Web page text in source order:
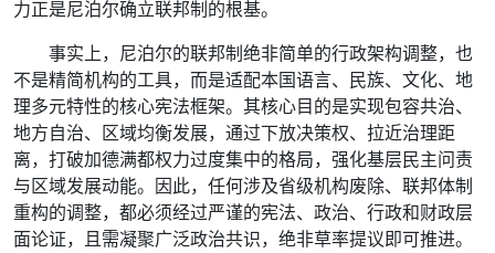
力正是尼泊尔确立联邦制的根基。
事实上，尼泊尔的联邦制绝非简单的行政架构调整，也
不是精简机构的工具，而是适配本国语言、民族、文化、地
理多元特性的核心宪法框架。其核心目的是实现包容共治、
地方自治、区域均衡发展，通过下放决策权、拉近治理距
离，打破加德满都权力过度集中的格局，强化基层民主问责
与区域发展动能。因此，任何涉及省级机构废除、联邦体制
重构的调整，都必须经过严谨的宪法、政治、行政和财政层
面论证，且需凝聚广泛政治共识，绝非草率提议即可推进。